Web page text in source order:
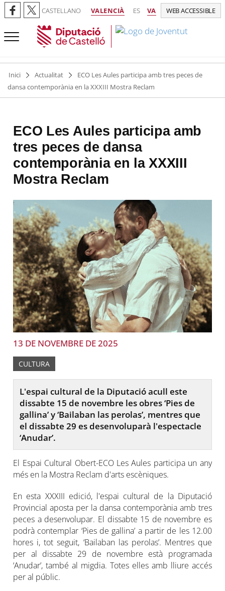
CASTELLANO VALENCIÀ ES VA WEB ACCESSIBLE
Inici Actualitat
ECO Les Aules participa amb tres peces de
dansa contemporània en la XXXIII Mostra Reclam
ECO Les Aules participa amb
tres peces de dansa
contemporània en la XXXIII
Mostra Reclam
13 DE NOVEMBRE DE 2025
CULTURA
L'espai cultural de la Diputació acull este
dissabte 15 de novembre les obres ‘Pies de
gallina’ y ‘Bailaban las perolas’, mentres que
el dissabte 29 es desenvoluparà l'espectacle
‘Anudar’.
El Espai Cultural Obert-ECO Les Aules participa un any
més en la Mostra Reclam d'arts escèniques.
En esta XXXIII edició, l'espai cultural de la Diputació
Provincial aposta per la dansa contemporània amb tres
peces a desenvolupar. El dissabte 15 de novembre es
podrà contemplar ‘Pies de gallina’ a partir de les 12.00
hores i, tot seguit, ‘Bailaban las perolas’. Mentres que
per al dissabte 29 de novembre està programada
‘Anudar’, també al migdia. Totes elles amb lliure accés
per al públic.